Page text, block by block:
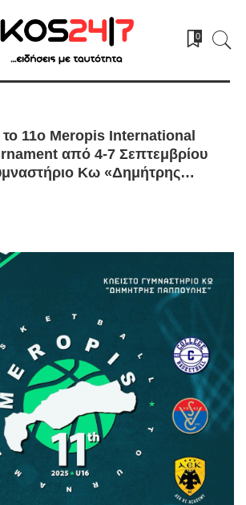
0
το 11ο Meropis International
από 4-7 Σεπτεμβρίου
Κω «Δημήτρης